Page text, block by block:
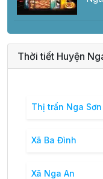
Thời tiết Huyện
Thị trấn Nga Sơn
Xã Ba Đình
Xã Nga An